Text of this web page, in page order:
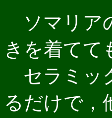
ソマリア
きを着てて
セラミッ
るだけで，